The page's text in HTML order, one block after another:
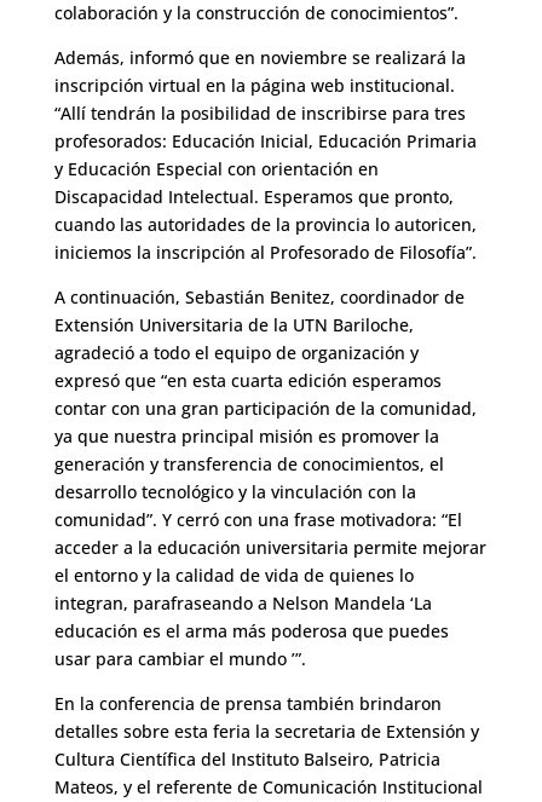
colaboración y la construcción de conocimientos”.
Además, informó que en noviembre se realizará la
inscripción virtual en la página web institucional.
“Allí tendrán la posibilidad de inscribirse para tres
profesorados: Educación Inicial, Educación Primaria
y Educación Especial con orientación en
Discapacidad Intelectual. Esperamos que pronto,
cuando las autoridades de la provincia lo autoricen,
iniciemos la inscripción al Profesorado de Filosofía”.
A continuación, Sebastián Benitez, coordinador de
Extensión Universitaria de la UTN Bariloche,
agradeció a todo el equipo de organización y
expresó que “en esta cuarta edición esperamos
contar con una gran participación de la comunidad,
ya que nuestra principal misión es promover la
generación y transferencia de conocimientos, el
desarrollo tecnológico y la vinculación con la
comunidad”. Y cerró con una frase motivadora: “El
acceder a la educación universitaria permite mejorar
el entorno y la calidad de vida de quienes lo
integran, parafraseando a Nelson Mandela ‘La
educación es el arma más poderosa que puedes
usar para cambiar el mundo ’”.
En la conferencia de prensa también brindaron
detalles sobre esta feria la secretaria de Extensión y
Cultura Científica del Instituto Balseiro, Patricia
Mateos, y el referente de Comunicación Institucional